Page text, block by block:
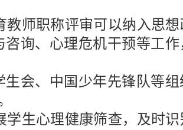
师职称评审可以纳入思
询、心理危机干预等工
会、中国少年先锋队等
生心理健康筛查，及时